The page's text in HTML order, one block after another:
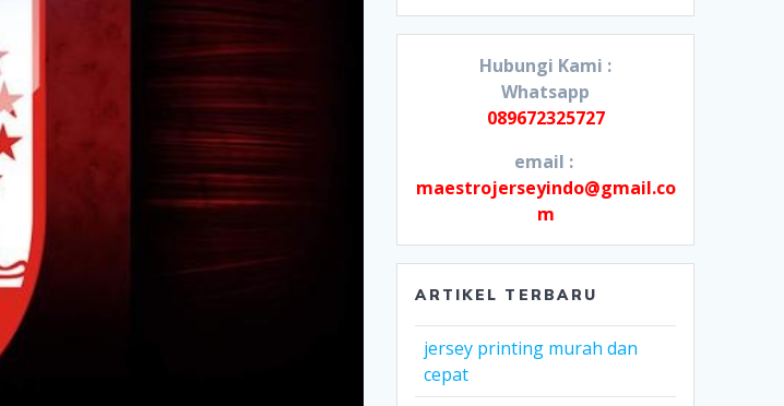
Hubungi Kami :
Whatsapp
089672325727
email :
maestrojerseyindo@gmail.co
m
ARTIKEL TERBARU
jersey printing murah dan
cepat